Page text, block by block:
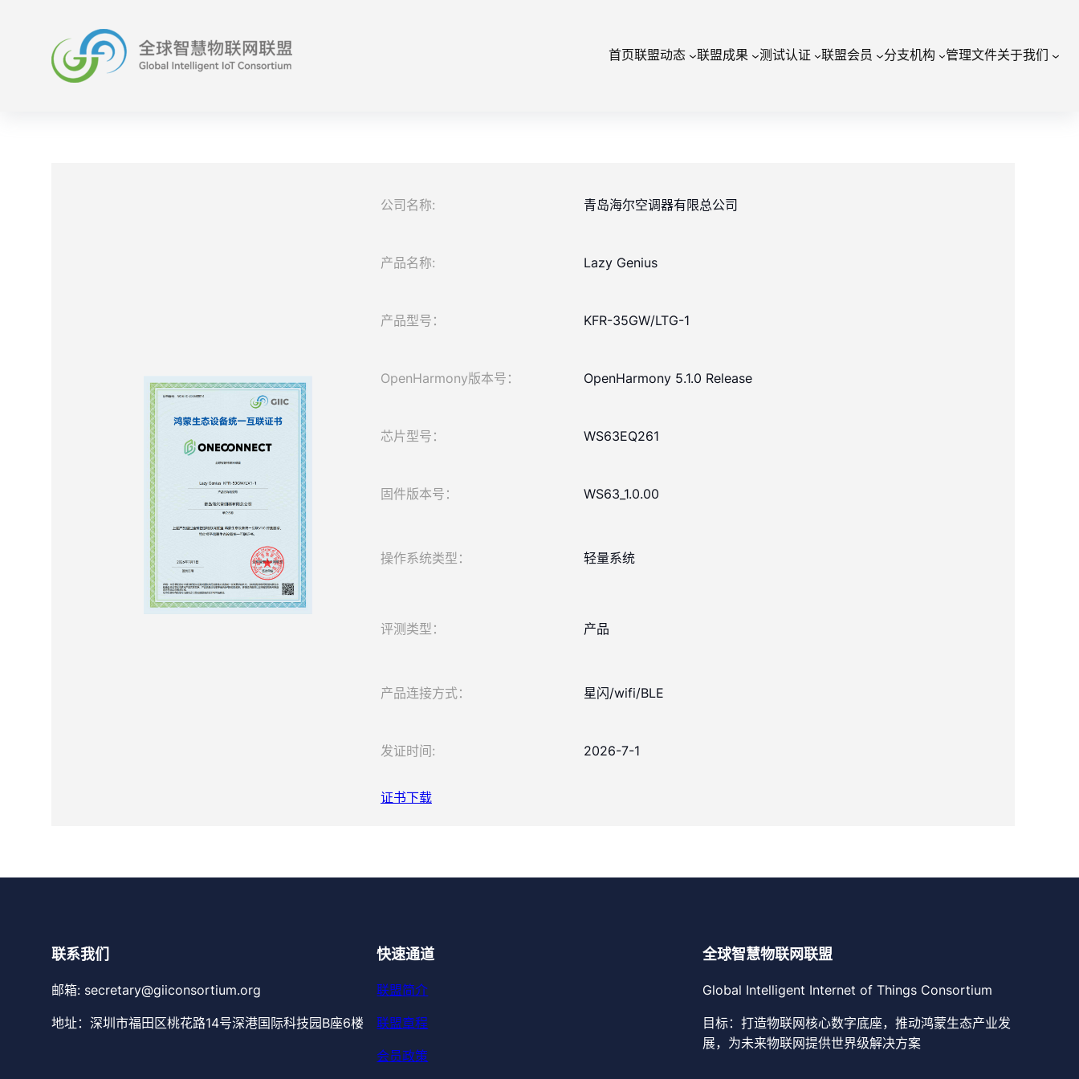
首页联盟动态 联盟成果 测试认证 联盟会员 分支机构 管理文件关于我们
公司名称: 青岛海尔空调器有限总公司
产品名称: Lazy Genius
产品型号： KFR-35GW/LTG-1
OpenHarmony版本号： OpenHarmony 5.1.0 Release
芯片型号： WS63EQ261
固件版本号： WS63_1.0.00
操作系统类型： 轻量系统
评测类型： 产品
产品连接方式： 星闪/wifi/BLE
发证时间: 2026-7-1
证书下载
联系我们
邮箱: secretary@giiconsortium.org
地址：深圳市福田区桃花路14号深港国际科技园B座6楼
快速通道
联盟简介
联盟章程
会员政策
全球智慧物联网联盟
Global Intelligent Internet of Things Consortium
目标：打造物联网核心数字底座，推动鸿蒙生态产业发
展，为未来物联网提供世界级解决方案